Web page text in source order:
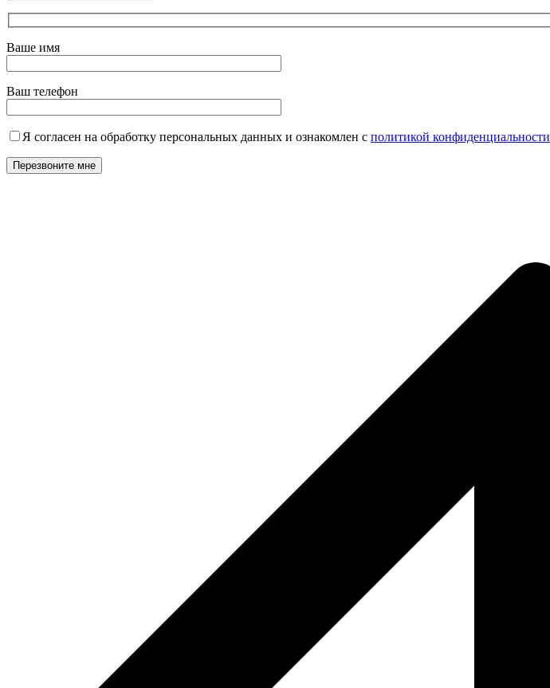
Ваше имя
Ваш телефон
Я согласен на обработку персональных данных и ознакомлен с политикой конфиденциальности